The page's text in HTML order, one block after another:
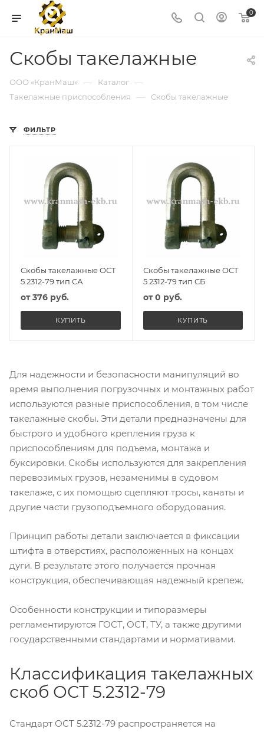
0
Скобы такелажные
ООО «КранМаш» — Каталог —
Такелажные приспособления — Скобы такелажные
ФИЛЬТР
Скобы такелажные ОСТ
5.2312-79 тип СА
от376 руб.
КУПИТЬ
Скобы такелажные ОСТ
5.2312-79 тип СБ
от0 руб.
КУПИТЬ
Для надежности и безопасности манипуляций во
время выполнения погрузочных и монтажных работ
используются разные приспособления, в том числе
такелажные скобы. Эти детали предназначены для
быстрого и удобного крепления груза к
приспособлениям для подъема, монтажа и
буксировки. Скобы используются для закрепления
перевозимых грузов, незаменимы в судовом
такелаже, с их помощью сцепляют тросы, канаты и
другие части грузоподъемного оборудования.
Принцип работы детали заключается в фиксации
штифта в отверстиях, расположенных на концах
дуги. В результате этого получается прочная
конструкция, обеспечивающая надежный крепеж.
Особенности конструкции и типоразмеры
регламентируются ГОСТ, ОСТ, ТУ, а также другими
государственными стандартами и нормативами.
Классификация такелажных
скоб ОСТ 5.2312-79
Стандарт ОСТ 5.2312-79 распространяется на